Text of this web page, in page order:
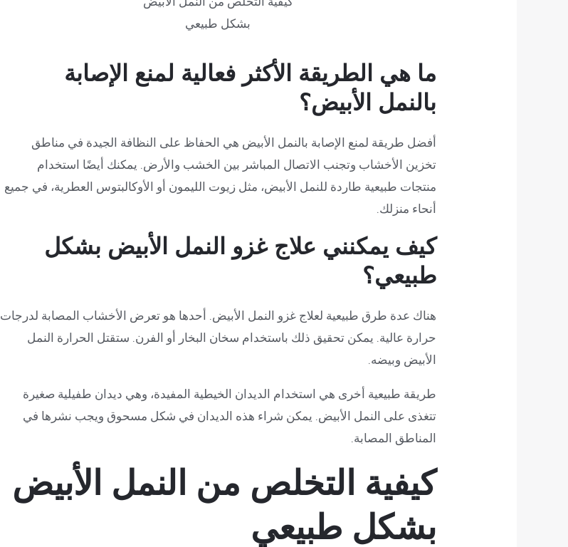
بشكل طبيعي
ما هي الطريقة الأكثر فعالية لمنع الإصابة
بالنمل الأبيض؟
أفضل طريقة لمنع الإصابة بالنمل الأبيض هي الحفاظ على النظافة الجيدة في مناطق
تخزين الأخشاب وتجنب الاتصال المباشر بين الخشب والأرض. يمكنك أيضًا استخدام
منتجات طبيعية طاردة للنمل الأبيض، مثل زيوت الليمون أو الأوكالبتوس العطرية، في جميع
أنحاء منزلك.
كيف يمكنني علاج غزو النمل الأبيض بشكل
طبيعي؟
هناك عدة طرق طبيعية لعلاج غزو النمل الأبيض. أحدها هو تعرض الأخشاب المصابة لدرجات
حرارة عالية. يمكن تحقيق ذلك باستخدام سخان البخار أو الفرن. ستقتل الحرارة النمل
الأبيض وبيضه.
طريقة طبيعية أخرى هي استخدام الديدان الخيطية المفيدة، وهي ديدان طفيلية صغيرة
تتغذى على النمل الأبيض. يمكن شراء هذه الديدان في شكل مسحوق ويجب نشرها في
المناطق المصابة.
كيفية التخلص من النمل الأبيض
بشكل طبيعي